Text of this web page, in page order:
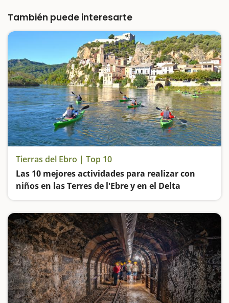
pequeños,…
También puede interesarte
Tierras del Ebro | Top 10
Las 10 mejores actividades para realizar con
niños en las Terres de l'Ebre y en el Delta